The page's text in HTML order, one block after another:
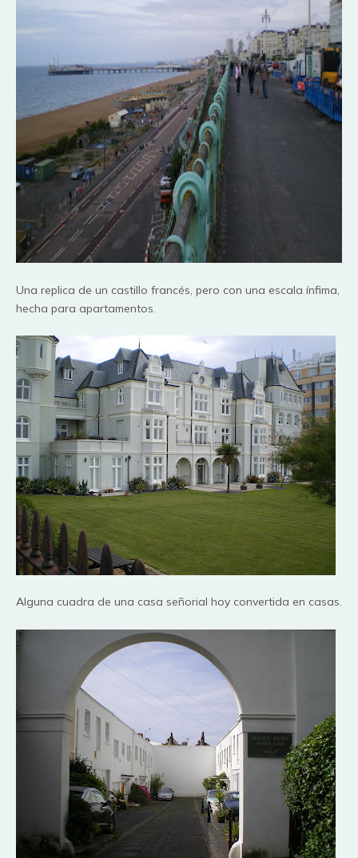
Una replica de un castillo francés , pero con una escala ínfima
hecha para apartamentos.
Alguna cuadra de una casa señorial hoy convertida en casas.